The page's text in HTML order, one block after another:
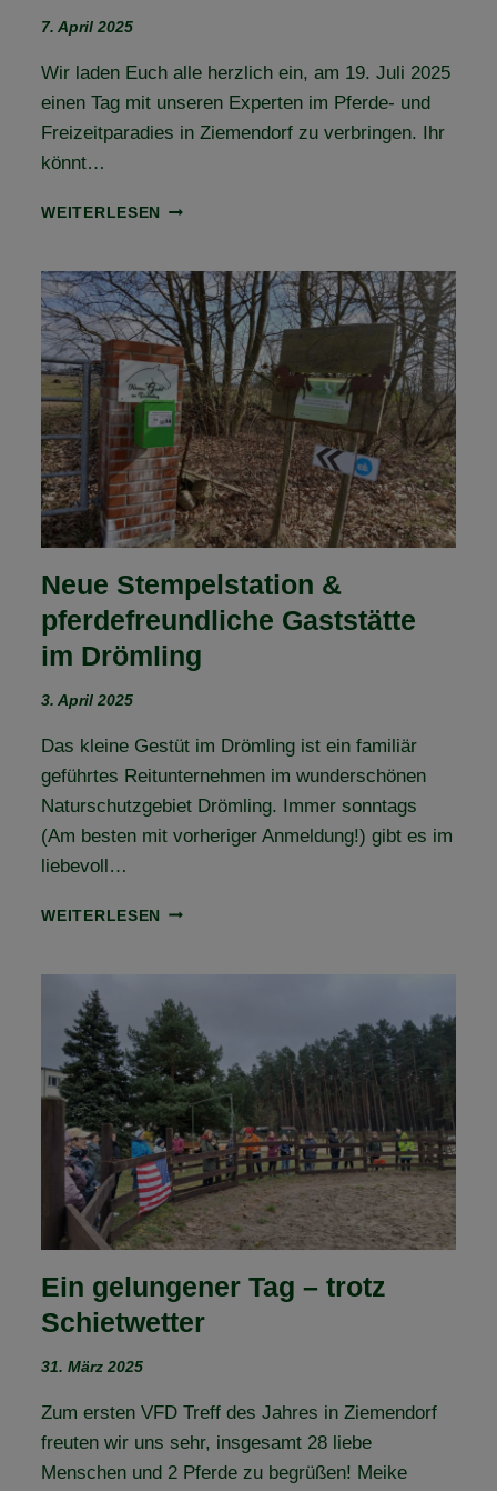
7. April 2025
Wir laden Euch alle herzlich ein, am 19. Juli 2025
einen Tag mit unseren Experten im Pferde- und
Freizeitparadies in Ziemendorf zu verbringen. Ihr
könnt…
WEITERLESEN
TAG
(VEREINS-)TÜR
Neue Stempelstation &
pferdefreundliche Gaststätte
im Drömling
3. April 2025
Das kleine Gestüt im Drömling ist ein familiär
geführtes Reitunternehmen im wunderschönen
Naturschutzgebiet Drömling. Immer sonntags
(Am besten mit vorheriger Anmeldung!) gibt es im
liebevoll…
WEITERLESEN NEUE
PFERDEFREUNDLICHE
GASTSTÄTTE
IM
DRÖMLING
Ein gelungener Tag – trotz
Schietwetter
31. März 2025
Zum ersten VFD Treff des Jahres in Ziemendorf
freuten wir uns sehr, insgesamt 28 liebe
Menschen und 2 Pferde zu begrüßen! Meike